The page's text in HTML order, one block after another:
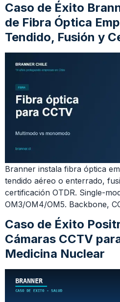
Caso de Éxito
de Fibra Óptica
Tendido, Fusión y
Branner instala fibra óptica
tendido aéreo o enterrado,
certificación OTDR. Single-
OM3/OM4/OM5. Backbone,
Caso de Éxito
Cámaras CCTV
Medicina Nuclear